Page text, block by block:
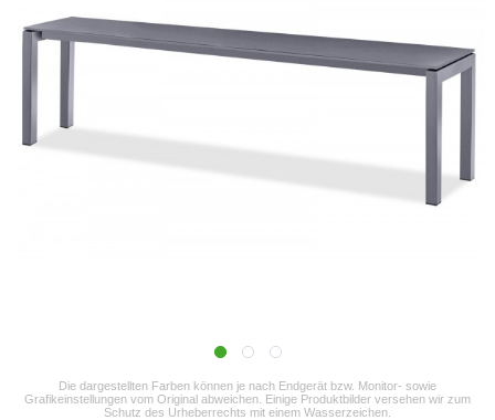
Die dargestellten Farben können je nach Endgerät bzw. Monitor- sowie
Grafikeinstellungen vom Original abweichen. Einige Produktbilder versehen wir zum
Schutz des Urheberrechts mit einem Wasserzeichen.